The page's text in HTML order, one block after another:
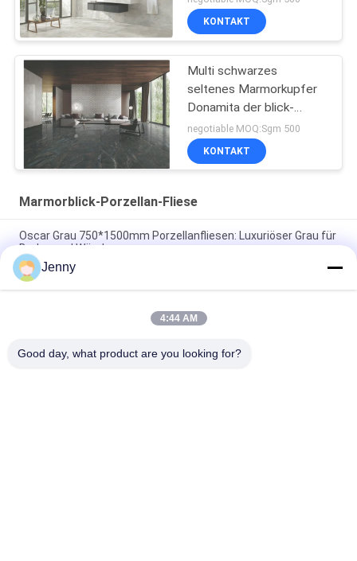
KONTAKT
Multi schwarzes
seltenes Marmorkupfer
Donamita der blick-
Porzellan-Fliesen-
Größen-24x48
negotiable MOQ:Sgm 500
KONTAKT
Marmorblick-Porzellan-Fliese
Oscar Grau 750*1500mm Porzellanfliesen: Luxuriöser Grau für
Boden und Wände
Grüne Porzellanfliesen: 750*1500 mm, 9,5 mm dick, Marmor-
ähnliche Oberfläche
Reingraue Porzellanfliesen: 9,5 mm Dicke, saubere und reine
Jenny
4:44 AM
Good day, what product are you looking for?